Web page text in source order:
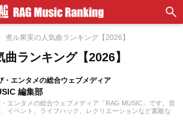
煮ル果実の人気曲ランキング【2026】
ランキング【2026】
・エンタメの総合ウェブメディア
編集部
エンタメの総合ウェブメディア「RAG MUSIC」です。音
イベント、ライフハック、レクリエーションなど素敵な